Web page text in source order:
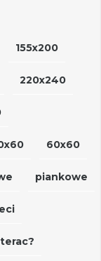
155x200
220x240
60x60
piankowe